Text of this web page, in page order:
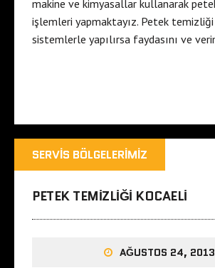
makine ve kimyasallar kullanarak
işlemleri yapmaktayız. Petek temizliği
sistemlerle yapılırsa faydasını ve
SERVIS BÖLGELERIMIZ
PETEK TEMIZLIĞI KOCAELI
AĞUSTOS 24, 2013